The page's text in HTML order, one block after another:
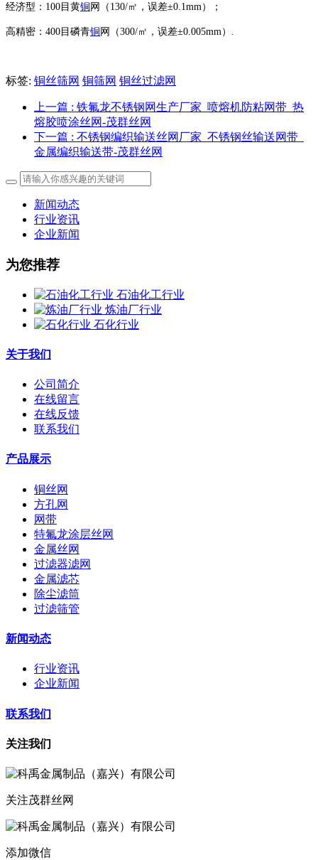
‌经济型‌：100目黄铜 网（130/㎡，误差±0.1mm）；
‌高精密‌：400目磷青铜 网（300/㎡，误差±0.005mm）.
标签: 铜丝筛网 铜筛网 铜丝过滤网
上一篇 : 铁氟龙不锈钢网生产厂家_喷熔机防粘网带_热
熔胶喷涂丝网-茂群丝网
下一篇 : 不锈钢编织输送丝网厂家_不锈钢丝输送网带_
金属编织输送带-茂群丝网
新闻动态
行业资讯
企业新闻
为您推荐
石油化工行业
炼油厂行业
石化行业
关于我们
公司简介
在线留言
在线反馈
联系我们
产品展示
铜丝网
方孔网
网带
特氟龙涂层丝网
金属丝网
过滤器滤网
金属滤芯
除尘滤筒
过滤筛管
新闻动态
行业资讯
企业新闻
联系我们
关注我们
关注茂群丝网
添加微信